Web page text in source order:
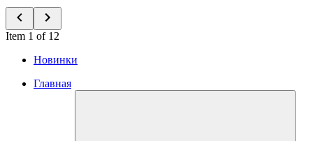
Item 1 of 12
Новинки
Главная